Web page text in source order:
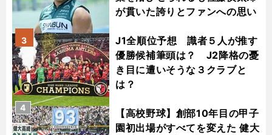
が貫いた誇りとファンへの思い
J1全順位予想 識者５人が推す
優勝候補筆頭は？ J2降格の憂
き目に遭いそうな３クラブと
は？
3
【高校野球】創部10年目の甲子
園初出場がすべてを変えた 健大
4